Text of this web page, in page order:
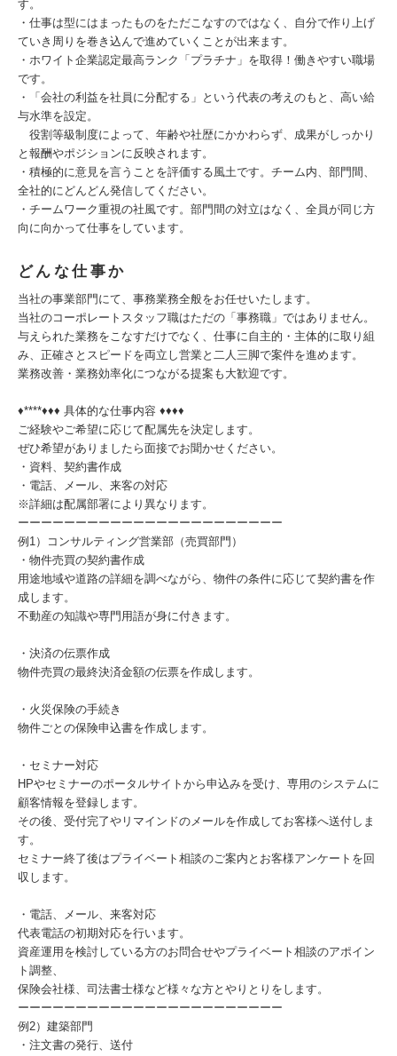
す。
・仕事は型にはまったものをただこなすのではなく、自分で作り上げ
ていき周りを巻き込んで進めていくことが出来ます。
・ホワイト企業認定最高ランク「プラチナ」を取得！働きやすい職場
です。
・「会社の利益を社員に分配する」という代表の考えのもと、高い給
与水準を設定。
役割等級制度によって、年齢や社歴にかかわらず、成果がしっかり
と報酬やポジションに反映されます。
・積極的に意見を言うことを評価する風土です。チーム内、部門間、
全社的にどんどん発信してください。
・チームワーク重視の社風です。部門間の対立はなく、全員が同じ方
向に向かって仕事をしています。
どんな仕事か
当社の事業部門にて、事務業務全般をお任せいたします。
当社のコーポレートスタッフ職はただの「事務職」ではありません。
与えられた業務をこなすだけでなく、仕事に自主的・主体的に取り組
み、正確さとスピードを両立し営業と二人三脚で案件を進めます。
業務改善・業務効率化につながる提案も大歓迎です。
♦****♦♦♦ 具体的な仕事内容 ♦♦♦♦
ご経験やご希望に応じて配属先を決定します。
ぜひ希望がありましたら面接でお聞かせください。
・資料、契約書作成
・電話、メール、来客の対応
※詳細は配属部署により異なります。
ーーーーーーーーーーーーーーーーーーーーーーー
例1）コンサルティング営業部（売買部門）
・物件売買の契約書作成
用途地域や道路の詳細を調べながら、物件の条件に応じて契約書を作
成します。
不動産の知識や専門用語が身に付きます。
・決済の伝票作成
物件売買の最終決済金額の伝票を作成します。
・火災保険の手続き
物件ごとの保険申込書を作成します。
・セミナー対応
HPやセミナーのポータルサイトから申込みを受け、専用のシステムに
顧客情報を登録します。
その後、受付完了やリマインドのメールを作成してお客様へ送付しま
す。
セミナー終了後はプライベート相談のご案内とお客様アンケートを回
収します。
・電話、メール、来客対応
代表電話の初期対応を行います。
資産運用を検討している方のお問合せやプライベート相談のアポイン
ト調整、
保険会社様、司法書士様など様々な方とやりとりをします。
ーーーーーーーーーーーーーーーーーーーーーーー
例2）建築部門
・注文書の発行、送付